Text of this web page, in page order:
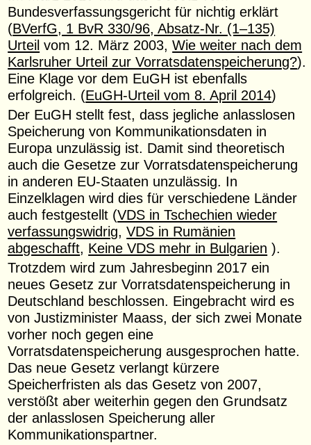
Bundesverfassungsgericht für nichtig erklärt
(BVerfG, 1 BvR 330/96, Absatz-Nr. (1–135)
Urteil vom 12. März 2003,Wie weiter nach dem
Karlsruher Urteil zur Vorratsdatenspeicherung?).
Eine Klage vor dem EuGH ist ebenfalls
erfolgreich. (EuGH-Urteil vom 8. April 2014)
Der EuGH stellt fest, dass jegliche anlasslosen
Speicherung von Kommunikationsdaten in
Europa unzulässig ist. Damit sind theoretisch
auch die Gesetze zur Vorratsdatenspeicherung
in anderen EU-Staaten unzulässig. In
Einzelklagen wird dies für verschiedene Länder
auch festgestellt (VDS in Tschechien wieder
verfassungswidrig,VDS in Rumänien
abgeschafft, Keine VDS mehr in Bulgarien ).
Trotzdem wird zum Jahresbeginn 2017 ein
neues Gesetz zur Vorratsdatenspeicherung in
Deutschland beschlossen. Eingebracht wird es
von Justizminister Maass, der sich zwei Monate
vorher noch gegen eine
Vorratsdatenspeicherung ausgesprochen hatte.
Das neue Gesetz verlangt kürzere
Speicherfristen als das Gesetz von 2007,
verstößt aber weiterhin gegen den Grundsatz
der anlasslosen Speicherung aller
Kommunikationspartner.